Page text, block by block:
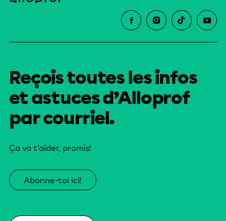
Reçois toutes les infos
et astuces d’Alloprof
par courriel.
Ça va t’aider, promis!
Abonne-toi ici!